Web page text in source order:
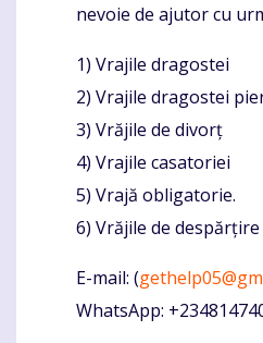
nevoie de ajutor cu
1) Vrajile dragostei
2) Vrajile dragostei
3) Vrăjile de divorț
4) Vrajile casatoriei
5) Vrajă obligatorie.
6) Vrăjile de despărțire
E-mail: (
WhatsApp: